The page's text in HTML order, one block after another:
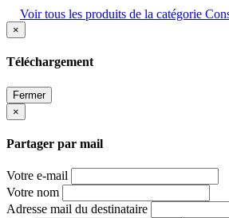
Voir tous les produits de la catégorie
×
Téléchargement
Fermer
×
Partager par mail
Votre e-mail
Votre nom
Adresse mail du destinataire